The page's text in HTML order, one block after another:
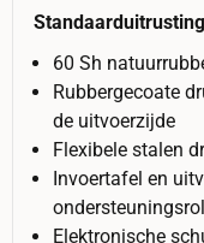
60 Sh
Rubbergecoate
de uitvoerzijde
Flexibele stalen
Invoertafel en
Elektronische